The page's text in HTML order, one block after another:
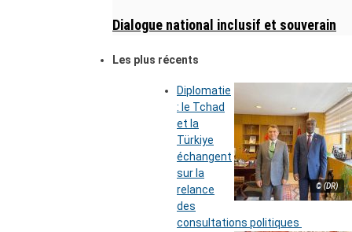
Dialogue national inclusif et souverain
Les plus récents
© (DR)
Diplomatie
: le Tchad
et la
Türkiye
échangent
sur la
relance
des
consultations politiques